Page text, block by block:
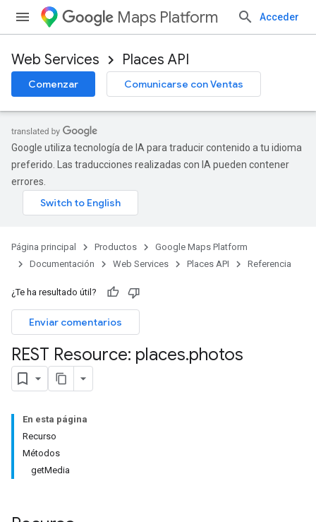
Maps Platform Acceder
Web Services Places API
Comenzar Comunicarse con Ventas
Google utiliza tecnología de IA para traducir contenido a tu idioma
preferido. Las traducciones realizadas con IA pueden contener
errores.
Página principal Productos
Google Maps Platform
Documentación
Web Services Places API Referencia
¿Te ha resultado útil?
Enviar comentarios
REST Resource: places.photos
En esta página
Recurso
Métodos
getMedia